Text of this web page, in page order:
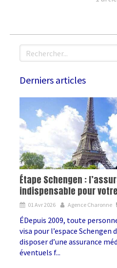
Rechercher
Derniers articles
Étape Schengen :
indispensable pour
01 Avr 2026 Agence Charonne
ÉDepuis 2009, toute
visa pour l’espace
disposer d’une assurance
éventuels f...